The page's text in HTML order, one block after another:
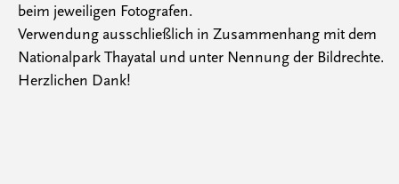
beim jeweiligen Fotografen.
Verwendung ausschließlich in Zusammenhang mit dem
Nationalpark Thayatal und unter Nennung der Bildrechte.
Herzlichen Dank!